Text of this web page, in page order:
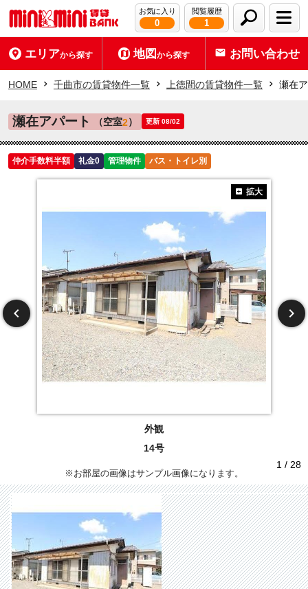
お気に入り
0
閲覧履歴
1
エリアから探す 地図から探す お問い合わせ
HOME 千曲市の賃貸物件一覧 上徳間の賃貸物件一覧 瀬在
瀬在アパート （空室2） 更新 08/02
仲介手数料半額 礼金0 管理物件 バス・トイレ別
外観
14号
拡大
1 / 28
※お部屋の画像はサンプル画像になります。